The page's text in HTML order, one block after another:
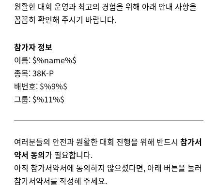
원활한 대회 운영과 최고의 경험을 위해 아래 안내 사항을
꼼꼼히 확인해 주시기 바랍니다.
참가자 정보
이름: $%name%$
종목: 38K-P
배번호: $%9%$
그룹: $%11%$
여러분들의 안전과 원활한 대회 진행을 위해 반드시 참가서
약서 동의가 필요합니다.
아직 참가서약서에 동의하지 않으셨다면, 아래 버튼을 눌러
참가서약서를 작성해 주세요.